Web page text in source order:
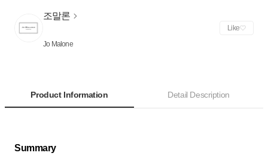
조말론
Jo Malone
Like
Product Information Detail Description
Summary